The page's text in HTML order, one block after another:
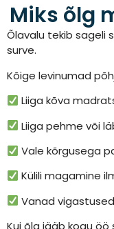
Miks õlg
Õlavalu tekib sageli
surve.
Kõige levinumad
Liiga kõva
Liiga pehme või
Vale kõrgusega
Külili magamine
Vanad
Kui õlg jääb kogu öö